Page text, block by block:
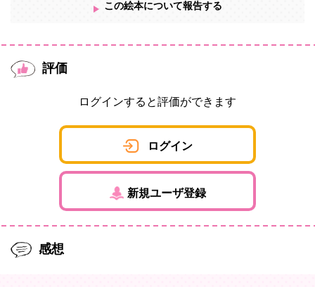
この絵本について報告する
評価
ログインすると評価ができます
ログイン
新規ユーザ登録
感想